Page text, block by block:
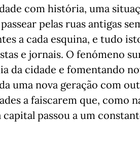
com história, uma
pelas ruas antigas
a cada esquina, e tudo
e jornais. O fenómeno
da cidade e fomentando
uma nova geração com
a faiscarem que, como
passou a um